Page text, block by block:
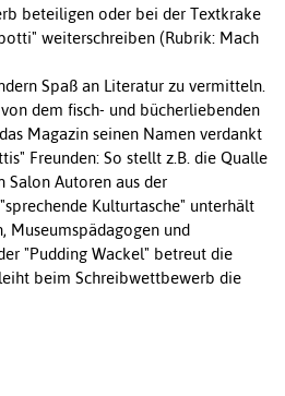
beteiligen oder bei der Textkrake
weiterschreiben (Rubrik: Mach
Spaß an Literatur zu vermitteln.
dem fisch- und bücherliebenden
Magazin seinen Namen verdankt
Freunden: So stellt z.B. die Qualle
Autoren aus der
Kulturtasche" unterhält
Museumspädagogen und
"Pudding Wackel" betreut die
beim Schreibwettbewerb die